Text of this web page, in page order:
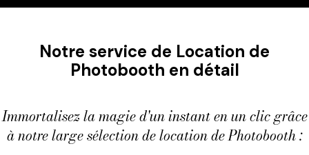
Notre service de Location de
Photobooth en détail
Immortalisez la magie d'un instant en un clic grâce
à notre large sélection de location de Photobooth :